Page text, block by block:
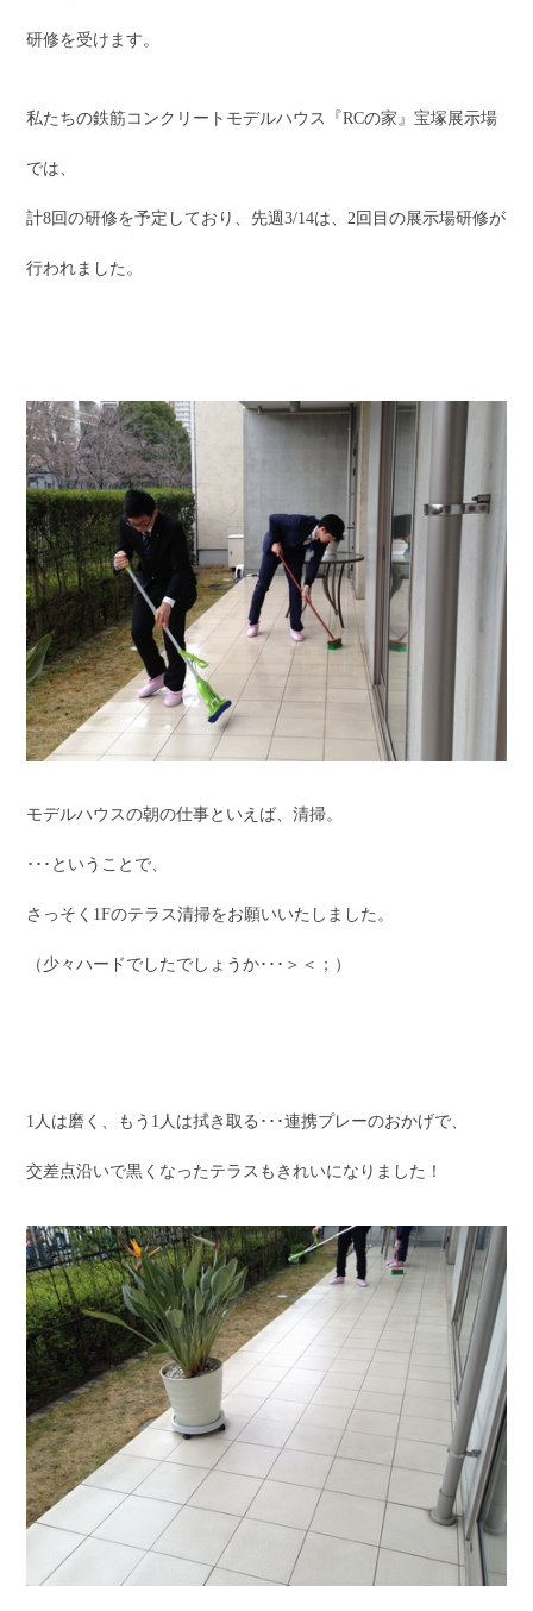
研修を受けます。
私たちの鉄筋コンクリートモデルハウス『RCの家』宝塚展示場
では、
計8回の研修を予定しており、先週3/14は、2回目の展示場研修が
行われました。
モデルハウスの朝の仕事といえば、清掃。
･･･ということで、
さっそく1Fのテラス清掃をお願いいたしました。
（少々ハードでしたでしょうか･･･＞＜；）
1人は磨く、もう1人は拭き取る･･･連携プレーのおかげで、
交差点沿いで黒くなったテラスもきれいになりました！